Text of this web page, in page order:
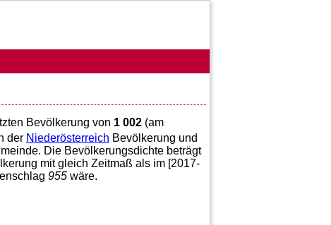
Bevölkerung von 1 002 (am
der Niederösterreich Bevölkerung und
Die Bevölkerungsdichte beträgt
mit gleich Zeitmaß als im [2017-
955 wäre.